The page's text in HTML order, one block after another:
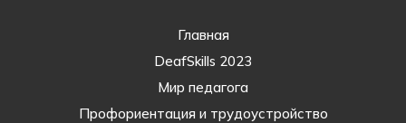
Главная
DeafSkills 2023
Мир педагога
Профориентация и трудоустройство